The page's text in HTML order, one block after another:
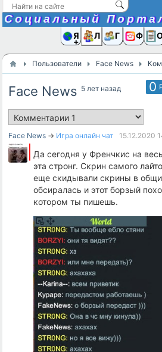
Социальный
Я иЛюди
Пользователи Face News
Face News 5 лет назад 0
Face News → Игра онлайн чат 15.12.2020
Да сегодня у Френчкис на
эта стронг. Скрин самого
еще скидывали скрины в
обсиралась и этот борзый
котором ты пишешь.